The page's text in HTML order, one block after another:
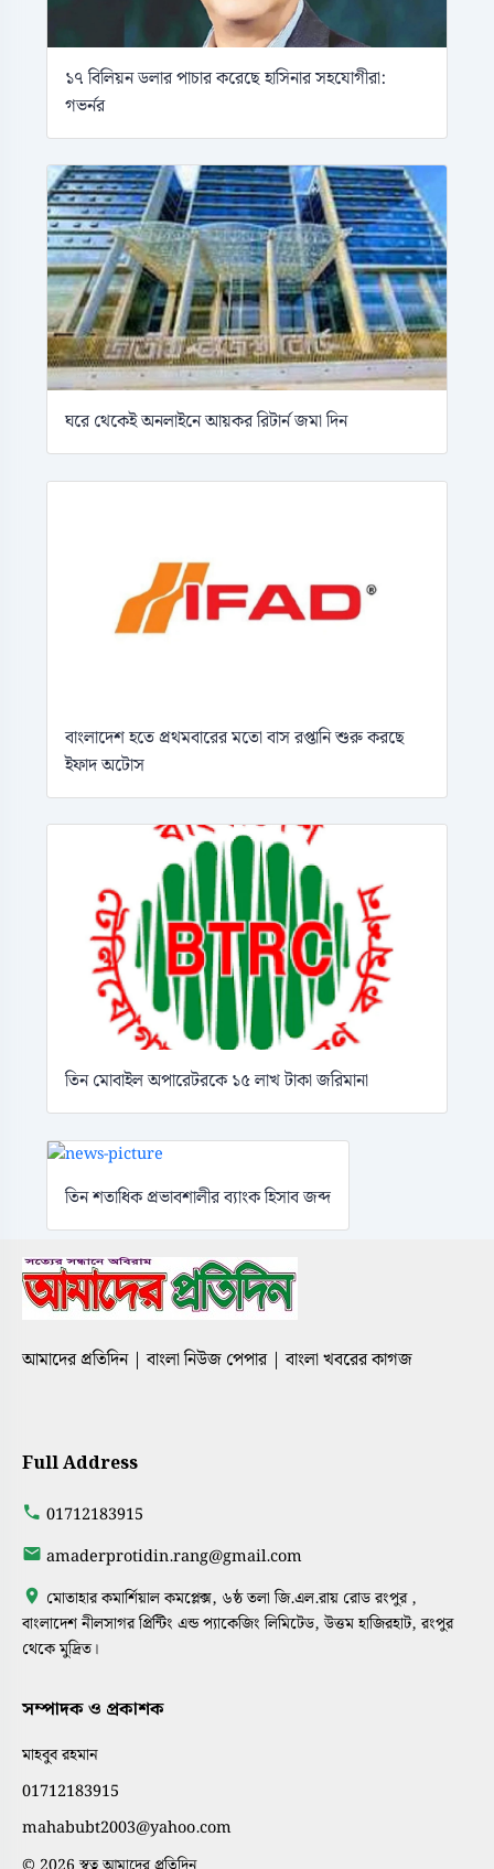
১৭ বিলিয়ন ডলার পাচার করেছে হাসিনার সহযোগীরা:
গভর্নর
ঘরে থেকেই অনলাইনে আয়কর রিটার্ন জমা দিন
বাংলাদেশ হতে প্রথমবারের মতো বাস রপ্তানি শুরু করছে
ইফাদ অটোস
তিন মোবাইল অপারেটরকে ১৫ লাখ টাকা জরিমানা
তিন শতাধিক প্রভাবশালীর ব্যাংক হিসাব জব্দ
আমাদের প্রতিদিন | বাংলা নিউজ পেপার | বাংলা খবরের কাগজ
Full Address
01712183915
amaderprotidin.rang@gmail.com
মোতাহার কমার্শিয়াল কমপ্লেক্স, ৬ষ্ঠ তলা জি.এল.রায় রোড রংপুর ,
বাংলাদেশ নীলসাগর প্রিন্টিং এন্ড প্যাকেজিং লিমিটেড, উত্তম হাজিরহাট, রংপুর
থেকে মুদ্রিত।
সম্পাদক ও প্রকাশক
মাহবুব রহমান
01712183915
mahabubt2003@yahoo.com